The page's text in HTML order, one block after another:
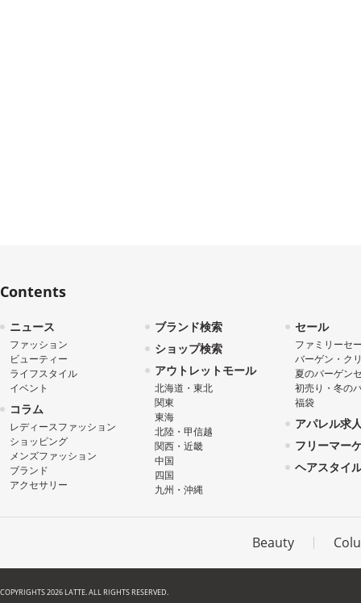
Contents
ニュース
ファッション
ビューティー
ライフスタイル
イベント
コラム
レディースファッション
ショッピング
メンズファッション
ブランド
アクセサリー
ブランド検索
ショップ検索
アウトレットモール
北海道・東北
関東
東海
北陸・甲信越
関西・近畿
中国
四国
九州・沖縄
セール
ファミリーセ
バーゲン・ク
夏のバーゲン
初売り・冬の
福袋
アパレル求
フリーマー
ヘアスタイ
Beauty
COPYRIGHTS 2026 LATTE. ALL RIGHTS RESERVED.